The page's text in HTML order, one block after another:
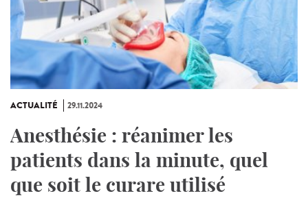
ACTUALITÉ 29.11.2024
Anesthésie : réanimer les
patients dans la minute, quel
que soit le curare utilisé